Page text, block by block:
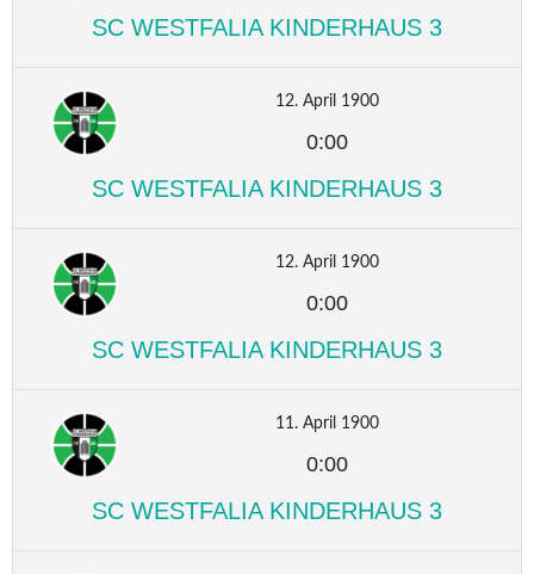
SC WESTFALIA KINDERHAUS 3
12. April 1900
0:00
SC WESTFALIA KINDERHAUS 3
12. April 1900
0:00
SC WESTFALIA KINDERHAUS 3
11. April 1900
0:00
SC WESTFALIA KINDERHAUS 3